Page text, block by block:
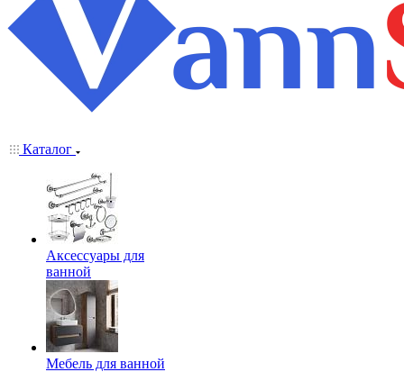
Каталог
Аксессуары для
ванной
Мебель для ванной